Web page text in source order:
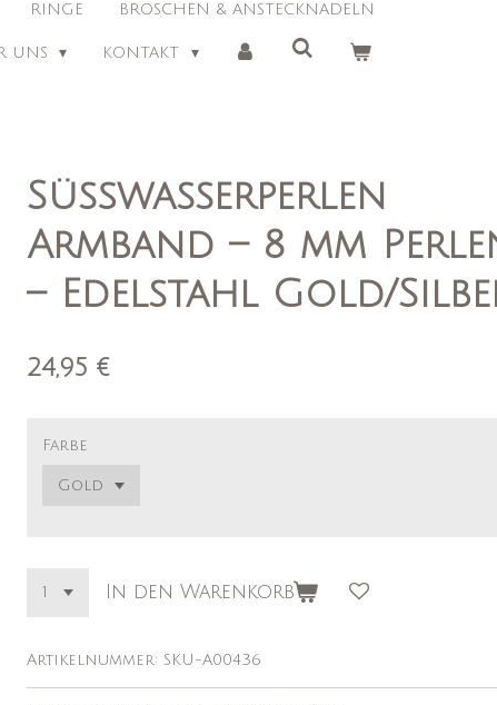
RINGE BROSCHEN & ANSTECKNADELN
UNS KONTAKT
Süßwasserperlen
Armband – 8 mm
– Edelstahl Gold/
24,95 €
Farbe
In den Warenkorb
Artikelnummer: SKU-A00436